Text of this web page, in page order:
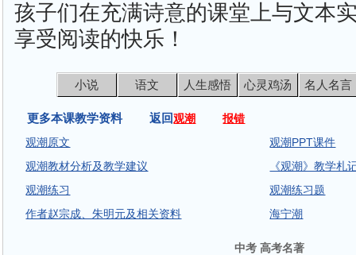
孩子们在充满诗意的课堂上与文本
享受阅读的快乐！
小说 语文 人生感悟 心灵鸡汤 名人名言
更多本课教学资料 返回观潮
报错
观潮原文
观潮PPT课件
观潮教材分析及教学建议
《观潮》教学札
观潮练习
观潮练习题
作者赵宗成、朱明元及相关资料
海宁潮
中考 高考名著